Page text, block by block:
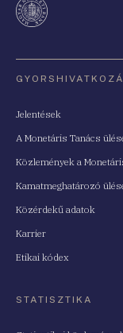
Jelentések
A Monetáris Tanács
Közlemények a
Kamatmeghatározó
Közérdekű adatok
Karrier
Etikai kódex
STATISZTIKA